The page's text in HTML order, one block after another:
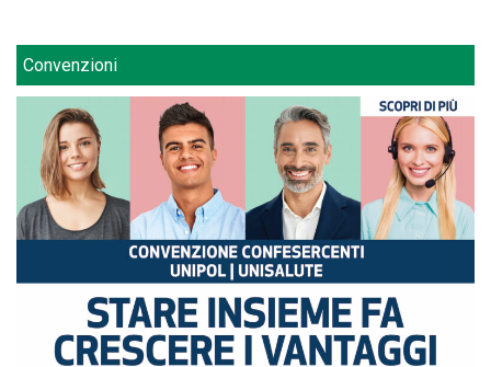
Convenzioni